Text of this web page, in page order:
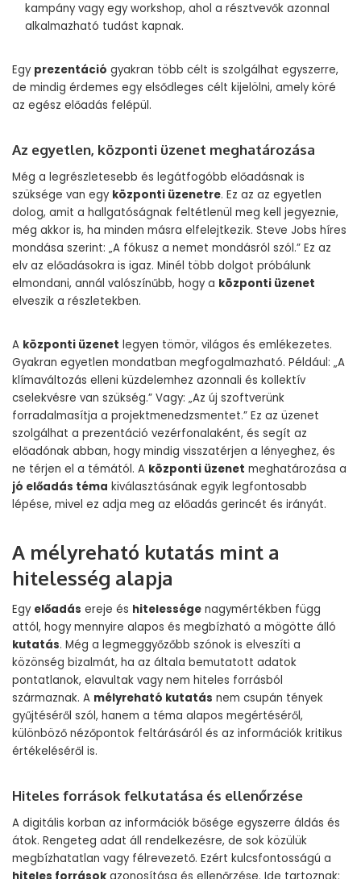
kampány vagy egy workshop, ahol a résztvevők azonnal
alkalmazható tudást kapnak.
Egy prezentáció gyakran több célt is szolgálhat egyszerre,
de mindig érdemes egy elsődleges célt kijelölni, amely köré
az egész előadás felépül.
Az egyetlen, központi üzenet meghatározása
Még a legrészletesebb és legátfogóbb előadásnak is
szüksége van egy központi üzenetre. Ez az az egyetlen
dolog, amit a hallgatóságnak feltétlenül meg kell jegyeznie,
még akkor is, ha minden másra elfelejtkezik. Steve Jobs híres
mondása szerint: „A fókusz a nemet mondásról szól.” Ez az
elv az előadásokra is igaz. Minél több dolgot próbálunk
elmondani, annál valószínűbb, hogy a központi üzenet
elveszik a részletekben.
A központi üzenet legyen tömör, világos és emlékezetes.
Gyakran egyetlen mondatban megfogalmazható. Például: „A
klímaváltozás elleni küzdelemhez azonnali és kollektív
cselekvésre van szükség.” Vagy: „Az új szoftverünk
forradalmasítja a projektmenedzsmentet.” Ez az üzenet
szolgálhat a prezentáció vezérfonalaként, és segít az
előadónak abban, hogy mindig visszatérjen a lényeghez, és
ne térjen el a témától. A központi üzenet meghatározása a
jó előadás téma kiválasztásának egyik legfontosabb
lépése, mivel ez adja meg az előadás gerincét és irányát.
A mélyreható kutatás mint a
hitelesség alapja
Egy előadás ereje és hitelessége nagymértékben függ
attól, hogy mennyire alapos és megbízható a mögötte álló
kutatás. Még a legmeggyőzőbb szónok is elveszíti a
közönség bizalmát, ha az általa bemutatott adatok
pontatlanok, elavultak vagy nem hiteles forrásból
származnak. A mélyreható kutatás nem csupán tények
gyűjtéséről szól, hanem a téma alapos megértéséről,
különböző nézőpontok feltárásáról és az információk kritikus
értékeléséről is.
Hiteles források felkutatása és ellenőrzése
A digitális korban az információk bősége egyszerre áldás és
átok. Rengeteg adat áll rendelkezésre, de sok közülük
megbízhatatlan vagy félrevezető. Ezért kulcsfontosságú a